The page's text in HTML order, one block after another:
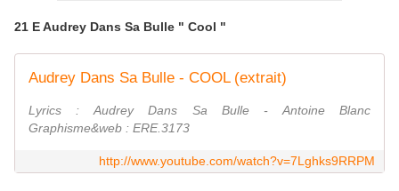
21 E Audrey Dans Sa Bulle " Cool "
Audrey Dans Sa Bulle - COOL (extrait)
Lyrics : Audrey Dans Sa Bulle - Antoine Blanc
Graphisme&web : ERE.3173
http://www.youtube.com/watch?v=7Lghks9RRPM